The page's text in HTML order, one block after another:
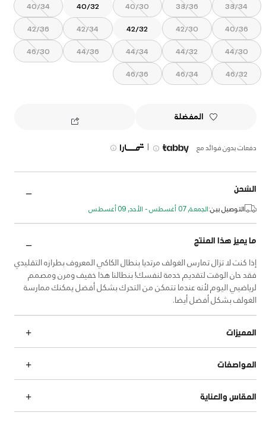
38/34
38/36
40/30
40/32
40/34
40/36
42/30
42/32
42/34
42/36
44/30
44/32
44/34
44/36
46/30
46/32
46/34
46/36
المفضلة
دفعات بدون فوائد مع |
الشحن
التوصيل بين:الجمعة, 07 أغسطس - الأحد, 09 أغسطس
ما يميز هذا المنتج
إذا كنت لا تزال تمارس الغولف مرتديا بنطال الكاكي المعروف بطرازه التقليدي
فقد حان الوقت لتقديم خدمة لنفسك! بنطالنا هذا خفيف ومرن ومصمم
لرياضيي اليوم لأنه عندما تتمكن من التحرك بشكل أفضل يمكنك ممارسة
الغولف بشكل أفضل أيضا.
المميزات
المواصفات
المقاس والعناية